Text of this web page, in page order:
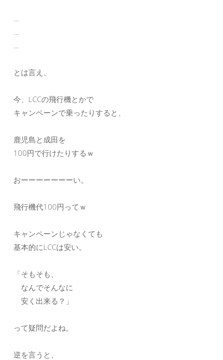
…
…
…
とは言え、
今、LCCの飛行機とかで
キャンペーンで乗ったりすると、
鹿児島と成田を
100円で行けたりするｗ
おーーーーーーーい。
飛行機代100円ってｗ
キャンペーンじゃなくても
基本的にLCCは安い。
「そもそも、
なんでそんなに
安く出来る？」
って疑問だよね。
逆を言うと、